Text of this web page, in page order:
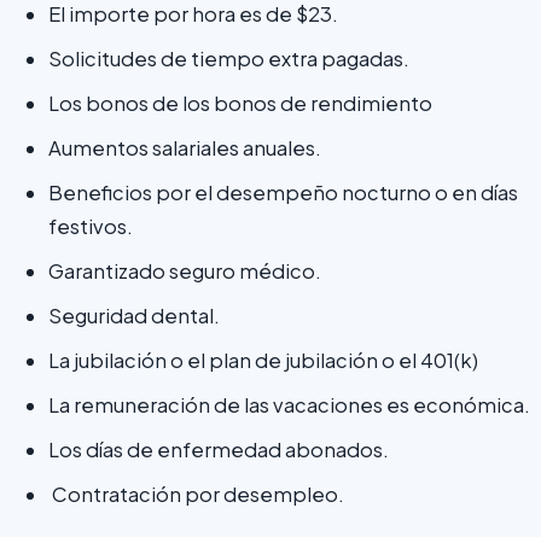
El importe por hora es de $23.
Solicitudes de tiempo extra pagadas.
Los bonos de los bonos de rendimiento
Aumentos salariales anuales.
Beneficios por el desempeño nocturno o en días
festivos.
Garantizado seguro médico.
Seguridad dental.
La jubilación o el plan de jubilación o el 401(k)
La remuneración de las vacaciones es económica.
Los días de enfermedad abonados.
Contratación por desempleo.